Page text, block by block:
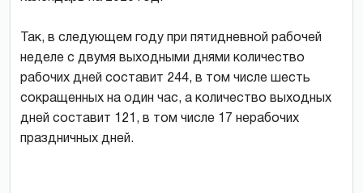
Так, в следующем году при пятидневной рабочей
неделе с двумя выходными днями количество
рабочих дней составит 244, в том числе шесть
сокращенных на один час, а количество выходных
дней составит 121, в том числе 17 нерабочих
праздничных дней.